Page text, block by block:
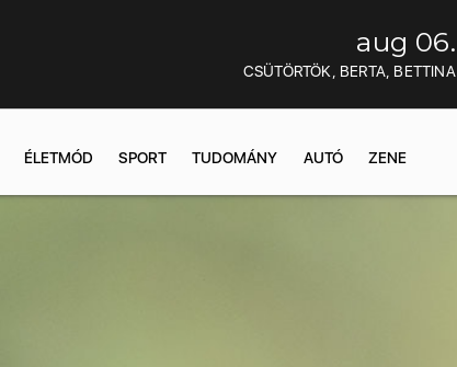
aug 06.
CSÜTÖRTÖK, BERTA, BETTINA
ÉLETMÓD SPORT TUDOMÁNY AUTÓ ZENE